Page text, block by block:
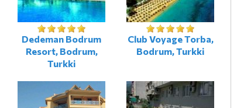
Dedeman Bodrum
Resort, Bodrum,
Turkki
Club Voyage Torba,
Bodrum, Turkki